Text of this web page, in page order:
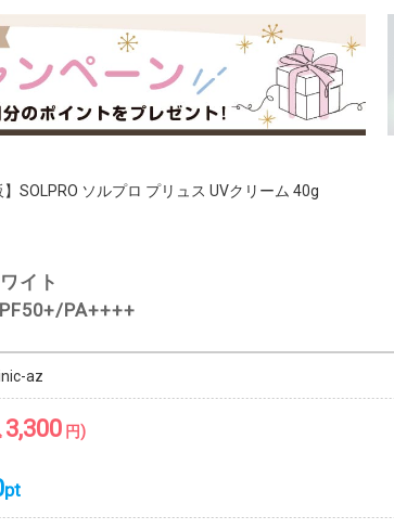
】SOLPRO ソルプロ プリュス UVクリーム 40g
イト
PA++++
az
3,300円)
pt